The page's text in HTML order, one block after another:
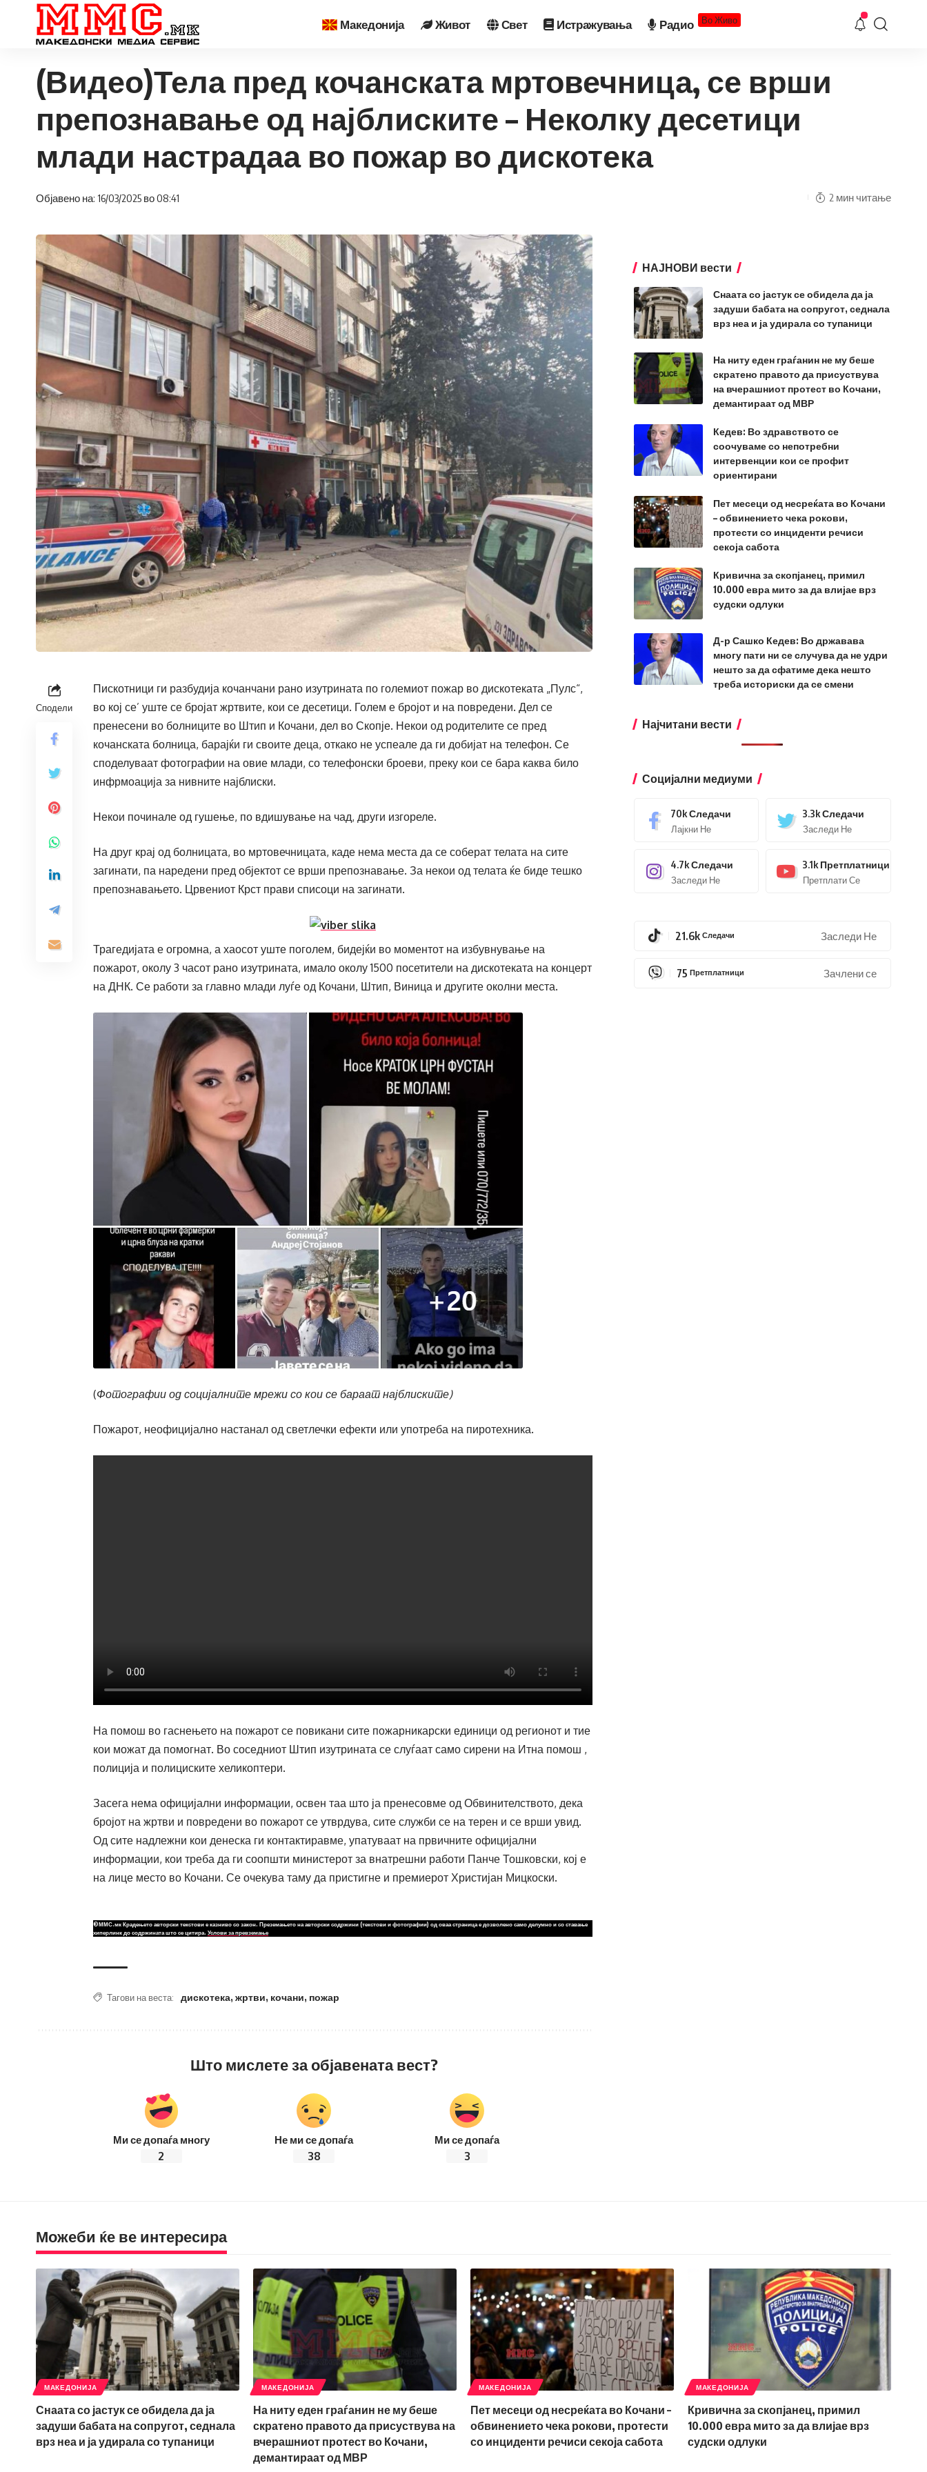
Македонија Живот Свет Истражувања Радио Во Живо
(Видео)Тела пред кочанската мртовечница, се врши
препознавање од најблиските – Неколку десетици
млади настрадаа во пожар во дискотека
Објавено на: 16/03/2025 во 08:41 2 мин читање
Сподели
Пискотници ги разбудија кочанчани рано изутрината по големиот пожар во дискотеката „Пулс“,
во кој се’ уште се бројат жртвите, кои се десетици. Голем е бројот и на повредени. Дел се
пренесени во болниците во Штип и Кочани, дел во Скопје. Некои од родителите се пред
кочанската болница, барајќи ги своите деца, откако не успеале да ги добијат на телефон. Се
споделуваат фотографии на овие млади, со телефонски броеви, преку кои се бара каква било
инфрмоација за нивните најблиски.
Некои починале од гушење, по вдишување на чад, други изгореле.
На друг крај од болницата, во мртовечницата, каде нема места да се соберат телата на сите
загинати, па наредени пред објектот се врши препознавање. За некои од телата ќе биде тешко
препознавањето. Црвениот Крст прави списоци на загинати.
Трагедијата е огромна, а хаосот уште поголем, бидејќи во моментот на избувнување на
пожарот, околу 3 часот рано изутрината, имало околу 1500 посетители на дискотеката на концерт
на ДНК. Се работи за главно млади луѓе од Кочани, Штип, Виница и другите околни места.
(Фотографии од социјалните мрежи со кои се бараат најблиските)
Пожарот, неофицијално настанал од светлечки ефекти или употреба на пиротехника.
На помош во гаснењето на пожарот се повикани сите пожарникарски единици од регионот и тие
кои можат да помогнат. Во соседниот Штип изутрината се слуѓаат само сирени на Итна помош ,
полиција и полициските хеликоптери.
Засега нема официјални информации, освен таа што ја пренесовме од Обвинителството, дека
бројот на жртви и повредени во пожарот се утврдува, сите служби се на терен и се врши увид.
Од сите надлежни кои денеска ги контактиравме, упатуваат на првичните официјални
информации, кои треба да ги соопшти министерот за внатрешни работи Панче Тошковски, кој е
на лице место во Кочани. Се очекува таму да пристигне и премиерот Христијан Мицкоски.
©ММС.мк Крадењето авторски текстови е казниво со закон. Преземањето на авторски содржини (текстови и фотографии) од оваа страница е дозволено само делумно и со ставање
хиперлинк до содржината што се цитира. Услови за превземање
Тагови на веста: дискотека, жртви, кочани, пожар
Што мислете за објавената вест?
Ми се допаѓа многу
2
Не ми се допаѓа
38
Ми се допаѓа
3
НАЈНОВИ вести
Снаата со јастук се обидела да ја
задуши бабата на сопругот, седнала
врз неа и ја удирала со тупаници
На ниту еден граѓанин не му беше
скратено правото да присуствува
на вчерашниот протест во Кочани,
демантираат од МВР
Кедев: Во здравството се
соочуваме со непотребни
интервенции кои се профит
ориентирани
Пет месеци од несреќата во Кочани
– обвинението чека рокови,
протести со инциденти речиси
секоја сабота
Кривична за скопјанец, примил
10.000 евра мито за да влијае врз
судски одлуки
Д-р Сашко Кедев: Во државава
многу пати ни се случува да не удри
нешто за да сфатиме дека нешто
треба историски да се смени
Најчитани вести
Социјални медиуми
70kСледачи
Лајкни Не
3.3kСледачи
Заследи Не
4.7kСледачи
Заследи Не
3.1k Претплатници
Претплати Се
21.6k Следачи Заследи Не
75 Претплатници Зачлени се
Можеби ќе ве интересира
МАКЕДОНИЈА
Снаата со јастук се обидела да ја
задуши бабата на сопругот, седнала
врз неа и ја удирала со тупаници
МАКЕДОНИЈА
На ниту еден граѓанин не му беше
скратено правото да присуствува на
вчерашниот протест во Кочани,
демантираат од МВР
МАКЕДОНИЈА
Пет месеци од несреќата во Кочани –
обвинението чека рокови, протести
со инциденти речиси секоја сабота
МАКЕДОНИЈА
Кривична за скопјанец, примил
10.000 евра мито за да влијае врз
судски одлуки